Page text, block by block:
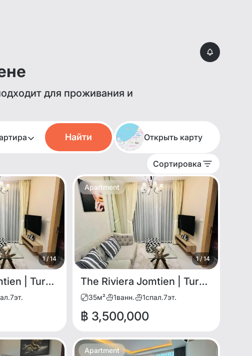
для проживания и
Найти Открыть карту
Сортировка
1/14
The Riviera Jomtien | Turnkey Modern 1BR for SALE
7эт.
1/14
Apartment
The Riviera Jomtien | Turnkey Modern 1BR for SALE
35м² 1ванн. 1спал.7эт.
฿ 3,500,000
Apartment